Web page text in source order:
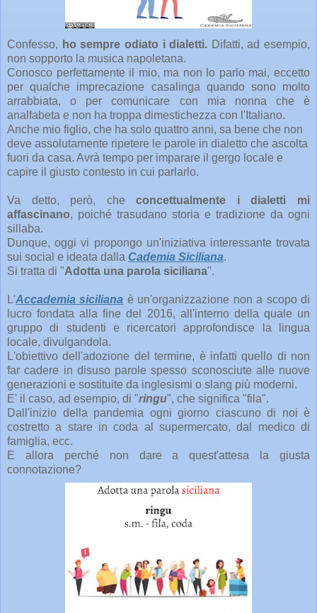
Confesso, ho sempre odiato i dialetti. Difatti, ad esempio,
non sopporto la musica napoletana.
Conosco perfettamente il mio, ma non lo parlo mai, eccetto
per qualche imprecazione casalinga quando sono molto
arrabbiata, o per comunicare con mia nonna che è
analfabeta e non ha troppa dimestichezza con l'Italiano.
Anche mio figlio, che ha solo quattro anni, sa bene che non
deve assolutamente ripetere le parole in dialetto che ascolta
fuori da casa. Avrà tempo per imparare il gergo locale e
capire il giusto contesto in cui parlarlo.
Va detto, però, che concettualmente i dialetti mi
affascinano, poiché trasudano storia e tradizione da ogni
sillaba.
Dunque, oggi vi propongo un'iniziativa interessante trovata
sui social e ideata dalla Cademia Siciliana.
Si tratta di "Adotta una parola siciliana".
L'Accademia siciliana è un'organizzazione non a scopo di
lucro fondata alla fine del 2016, all'interno della quale un
gruppo di studenti e ricercatori approfondisce la lingua
locale, divulgandola.
L'obiettivo dell'adozione del termine, è infatti quello di non
far cadere in disuso parole spesso sconosciute alle nuove
generazioni e sostituite da inglesismi o slang più moderni.
E' il caso, ad esempio, di "ringu", che significa "fila".
Dall'inizio della pandemia ogni giorno ciascuno di noi è
costretto a stare in coda al supermercato, dal medico di
famiglia, ecc.
E allora perché non dare a quest'attesa la giusta
connotazione?